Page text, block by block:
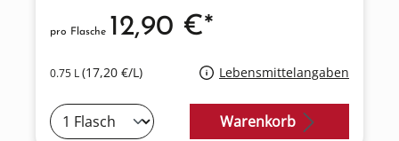
0.75 L(17,20 €/L) Lebensmittelangaben
pro Flasche 12,90 €*
Warenkorb